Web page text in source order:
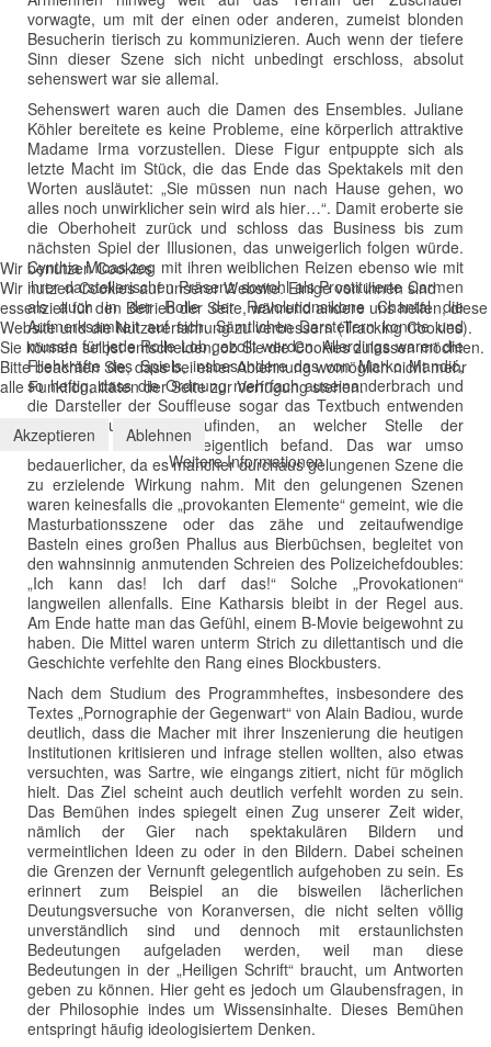
vorwagte, um mit der einen oder anderen, zumeist blonden
Besucherin tierisch zu kommunizieren. Auch wenn der tiefere
Sinn dieser Szene sich nicht unbedingt erschloss, absolut
sehenswert war sie allemal.
Sehenswert waren auch die Damen des Ensembles. Juliane
Köhler bereitete es keine Probleme, eine körperlich attraktive
Madame Irma vorzustellen. Diese Figur entpuppte sich als
letzte Macht im Stück, die das Ende das Spektakels mit den
Worten ausläutet: „Sie müssen nun nach Hause gehen, wo
alles noch unwirklicher sein wird als hier…“. Damit eroberte sie
die Oberhoheit zurück und schloss das Business bis zum
nächsten Spiel der Illusionen, das unweigerlich folgen würde.
Cynthia Micas zog mit ihren weiblichen Reizen ebenso wie mit
ihrer darstellerischen Präsenz sowohl als Prostituierte Carmen
als auch in der Rolle der Revolutionsikone Chantal die
Aufmerksamkeit auf sich. Sämtlichen Darstellern konnte und
musste für jede Rolle Lob gezollt werden. Allerdings waren die
Fliehkräfte des Spiels, insbesondere das von Marko Mandić,
so heftig, dass die Ordnung mehrfach auseinanderbrach und
die Darsteller der Souffleuse sogar das Textbuch entwenden
mussten, um herauszufinden, an welcher Stelle der
Geschichte man sich eigentlich befand. Das war umso
bedauerlicher, da es mancher durchaus gelungenen Szene die
zu erzielende Wirkung nahm. Mit den gelungenen Szenen
waren keinesfalls die „provokanten Elemente“ gemeint, wie die
Masturbationsszene oder das zähe und zeitaufwendige
Basteln eines großen Phallus aus Bierbüchsen, begleitet von
den wahnsinnig anmutenden Schreien des Polizeichefdoubles:
„Ich kann das! Ich darf das!“ Solche „Provokationen“
langweilen allenfalls. Eine Katharsis bleibt in der Regel aus.
Am Ende hatte man das Gefühl, einem B-Movie beigewohnt zu
haben. Die Mittel waren unterm Strich zu dilettantisch und die
Geschichte verfehlte den Rang eines Blockbusters.
Nach dem Studium des Programmheftes, insbesondere des
Textes „Pornographie der Gegenwart“ von Alain Badiou, wurde
deutlich, dass die Macher mit ihrer Inszenierung die heutigen
Institutionen kritisieren und infrage stellen wollten, also etwas
versuchten, was Sartre, wie eingangs zitiert, nicht für möglich
hielt. Das Ziel scheint auch deutlich verfehlt worden zu sein.
Das Bemühen indes spiegelt einen Zug unserer Zeit wider,
nämlich der Gier nach spektakulären Bildern und
vermeintlichen Ideen zu oder in den Bildern. Dabei scheinen
die Grenzen der Vernunft gelegentlich aufgehoben zu sein. Es
erinnert zum Beispiel an die bisweilen lächerlichen
Deutungsversuche von Koranversen, die nicht selten völlig
unverständlich sind und dennoch mit erstaunlichsten
Bedeutungen aufgeladen werden, weil man diese
Bedeutungen in der „Heiligen Schrift“ braucht, um Antworten
geben zu können. Hier geht es jedoch um Glaubensfragen, in
der Philosophie indes um Wissensinhalte. Dieses Bemühen
entspringt häufig ideologisiertem Denken.
Wir benutzen Cookies
Wir nutzen Cookies auf unserer Website. Einige von ihnen sind
essenziell für den Betrieb der Seite, während andere uns helfen, diese
Website und die Nutzererfahrung zu verbessern (Tracking Cookies).
Sie können selbst entscheiden, ob Sie die Cookies zulassen möchten.
Bitte beachten Sie, dass bei einer Ablehnung womöglich nicht mehr
alle Funktionalitäten der Seite zur Verfügung stehen.
Akzeptieren
Ablehnen
Weitere Informationen